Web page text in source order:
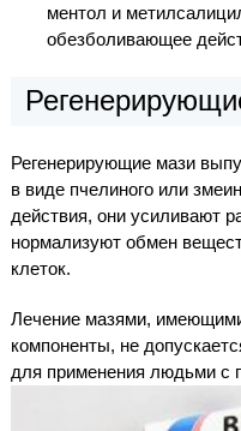
ментол и
обезболивающее
Регенерирующие мази
в виде пчелиного или
действия, они усиливают
нормализуют обмен
клеток.
Лечение мазями,
компоненты, не
для применения людьми с